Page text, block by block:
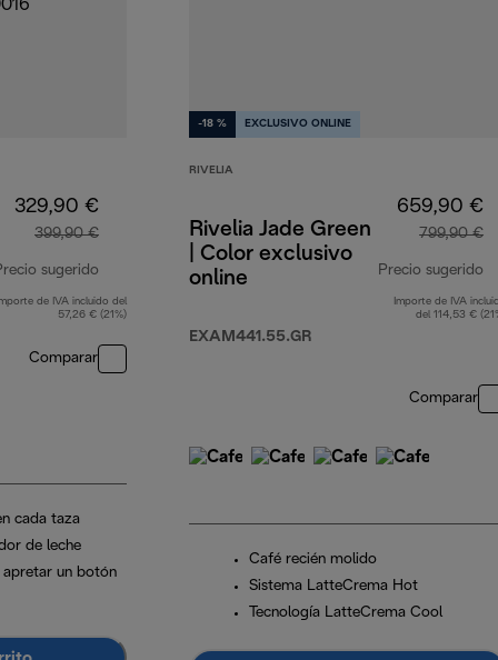
329,90 €
399,90 €
sugerido
precio original 399,90 €
de IVA incluido del
57,26 € (21%)
Comparar
cada taza
de leche
apretar un botón
-18 % EXCLUSIVO ONLINE
RIVELIA
Rivelia Jade Green
| Color exclusivo
online
EXAM441.55.GR
659,90 €
799,90 €
Precio sugerido
Importe de IVA
del 114,53 €
Comparar
Café recién molido
Sistema LatteCrema Hot
Tecnología LatteCrema Cool